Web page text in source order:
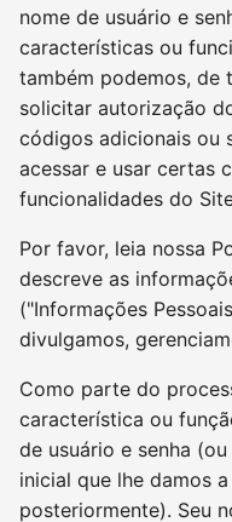
nome de usuário e
características ou
também podemos, de
solicitar autorização
códigos adicionais ou
acessar e usar certas
funcionalidades do
Por favor, leia nossa
descreve as
("Informações
divulgamos,
Como parte do
característica ou
de usuário e senha
inicial que lhe damos
posteriormente). Seu